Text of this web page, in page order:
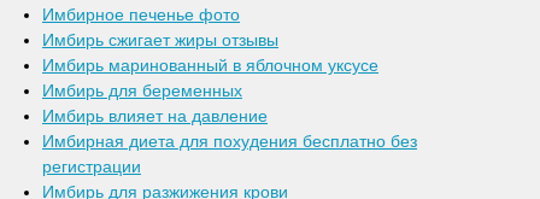
Имбирное печенье фото
Имбирь сжигает жиры отзывы
Имбирь маринованный в яблочном уксусе
Имбирь для беременных
Имбирь влияет на давление
Имбирная диета для похудения бесплатно без
регистрации
Имбирь для разжижения крови